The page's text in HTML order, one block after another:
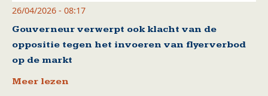
26/04/2026 - 08:17
Gouverneur verwerpt ook klacht van de
oppositie tegen het invoeren van flyerverbod
op de markt
Meer lezen